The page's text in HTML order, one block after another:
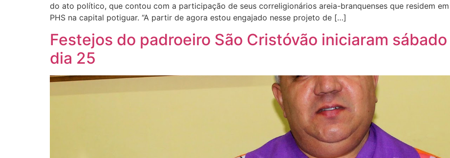
do ato político, que contou com a participação de seus correligionários areia-branquenses que residem
PHS na capital potiguar. “A partir de agora estou engajado nesse projeto de […]
Festejos do padroeiro São Cristóvão iniciaram
dia 25